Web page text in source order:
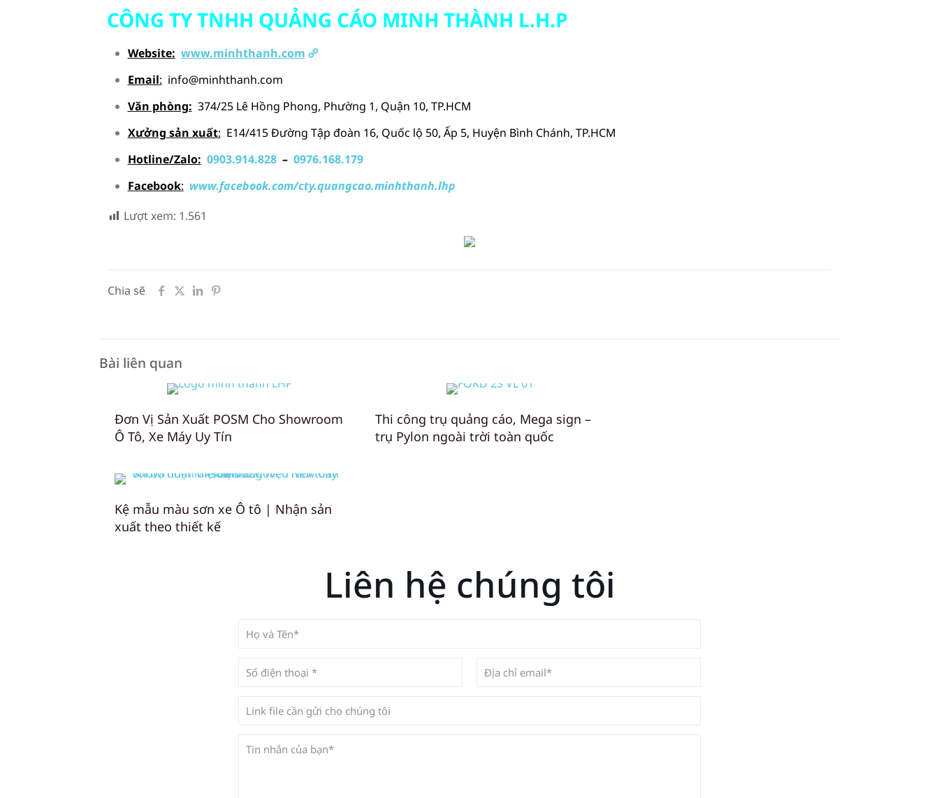
CÔNG TY TNHH QUẢNG CÁO MINH THÀNH L.H.P
Website: www.minhthanh.com
Email: info@minhthanh.com
Văn phòng: 374/25 Lê Hồng Phong, Phường 1, Quận 10, TP.HCM
Xưởng sản xuất: E14/415 Đường Tập đoàn 16, Quốc lộ 50, Ấp 5, Huyện Bình Chánh, TP.HCM
Hotline/Zalo: 0903.914.828– 0976.168.179
Facebook: www.facebook.com/cty.quangcao.minhthanh.lhp
Lượt xem: 1.561
Chia sẽ
Bài liên quan
Đơn Vị Sản Xuất POSM Cho Showroom
Ô Tô, Xe Máy Uy Tín
Thi công trụ quảng cáo, Mega sign –
trụ Pylon ngoài trời toàn quốc
Kệ mẫu màu sơn xe Ô tô | Nhận sản
xuất theo thiết kế
Liên hệ chúng tôi